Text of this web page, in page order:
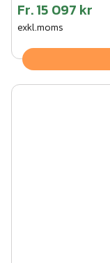
Fr.15 097 kr
exkl.moms